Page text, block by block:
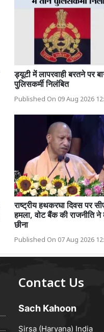
ड्यूटी में लापरवाही बरतने पर
पुलिसकर्मी निलंबित
Published On 09 Aug 2026
राष्ट्रीय हथकरघा दिवस पर
हमला, वोट बैंक की राजनीति ने
छीना
Published On 07 Aug 2026
Contact Us
Sach Kahoon
Sirsa (Haryana) India